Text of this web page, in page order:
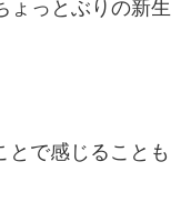
ょっとぶりの新生
とで感じることも